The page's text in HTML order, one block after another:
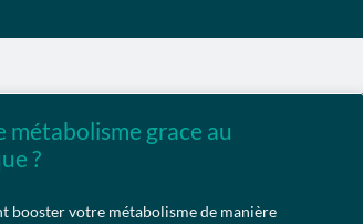
métabolisme grace au
?
booster votre métabolisme de manière